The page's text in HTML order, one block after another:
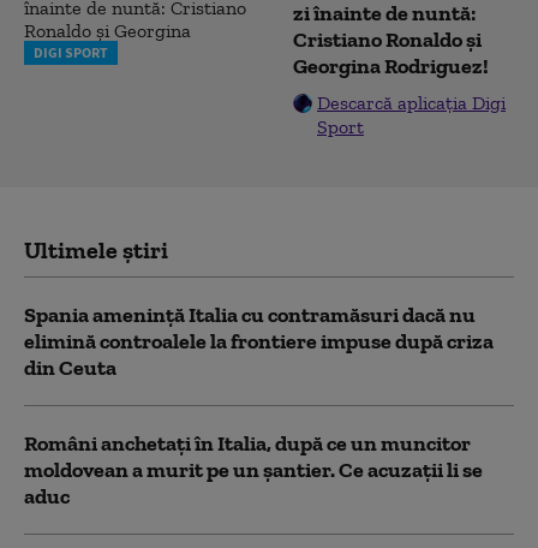
DIGI SPORT
zi înainte de nuntă:
Cristiano Ronaldo și
Georgina Rodriguez!
Descarcă aplicația Digi
Sport
Ultimele știri
Spania ameninţă Italia cu contramăsuri dacă nu
elimină controalele la frontiere impuse după criza
din Ceuta
Români anchetați în Italia, după ce un muncitor
moldovean a murit pe un șantier. Ce acuzații li se
aduc